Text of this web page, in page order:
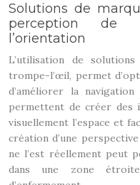
Solutions de
perception de
l’orientation
L’utilisation de
trompe-l’œil, permet
d’améliorer la
permettent de créer des
visuellement l’espace et
création d’une
ne l’est réellement peut
dans une zone